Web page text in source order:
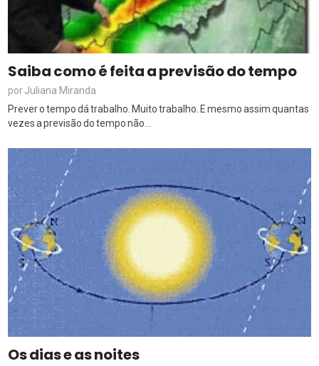
Saiba como é feita a previsão do tempo
porJuliana Miranda
Prever o tempo dá trabalho. Muito trabalho. E mesmo assim quantas
vezes a previsão do tempo não...
Os dias e as noites